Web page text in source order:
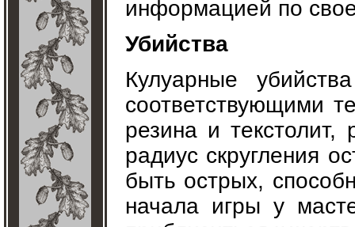
информацией по
Убийства
Кулуарные
соответствующими
резина и
радиус скругления
быть острых,
начала игры у